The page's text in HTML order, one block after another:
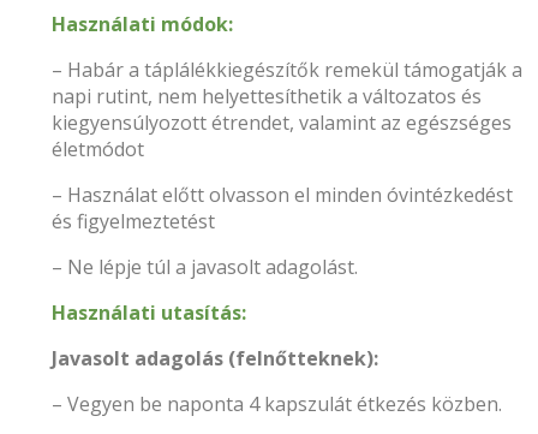
Használati módok:
– Habár a táplálékkiegészítők remekül támogatják a
napi rutint, nem helyettesíthetik a változatos és
kiegyensúlyozott étrendet, valamint az egészséges
életmódot
– Használat előtt olvasson el minden óvintézkedést
és figyelmeztetést
– Ne lépje túl a javasolt adagolást.
Használati utasítás:
Javasolt adagolás (felnőtteknek):
– Vegyen be naponta 4 kapszulát étkezés közben.